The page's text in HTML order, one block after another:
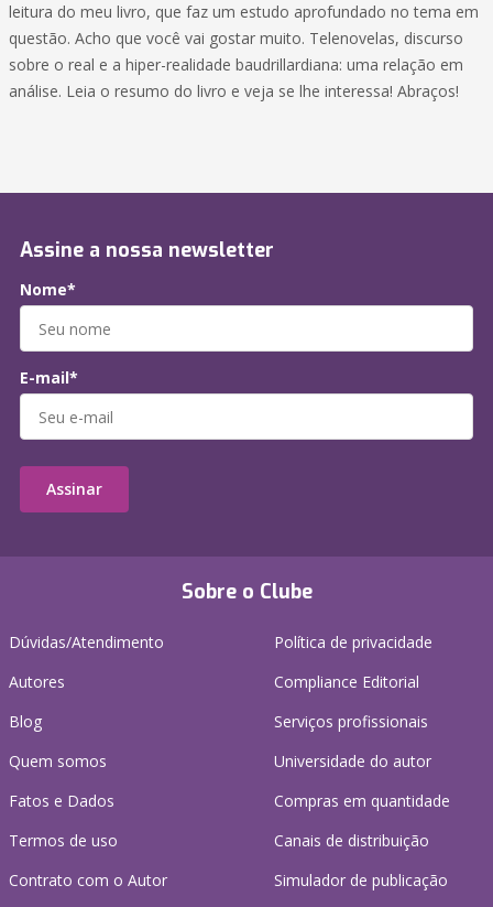
leitura do meu livro, que faz um estudo aprofundado no tema em
questão. Acho que você vai gostar muito. Telenovelas, discurso
sobre o real e a hiper-realidade baudrillardiana: uma relação em
análise. Leia o resumo do livro e veja se lhe interessa! Abraços!
Sobre o Clube
Dúvidas/Atendimento
Autores
Blog
Quem somos
Fatos e Dados
Termos de uso
Contrato com o Autor
Política de privacidade
Compliance Editorial
Serviços profissionais
Universidade do autor
Compras em quantidade
Canais de distribuição
Simulador de publicação
Assine a nossa newsletter
Nome*
E-mail*
Assinar